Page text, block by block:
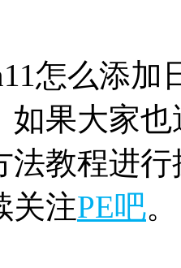
怎么添加
如果大家
法教程进
关注PE吧。